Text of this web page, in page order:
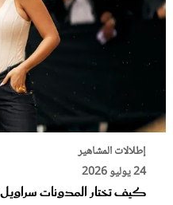
إطلالات المشاهير
24 يوليو 2026
كيف تختار المدونات
مجلة